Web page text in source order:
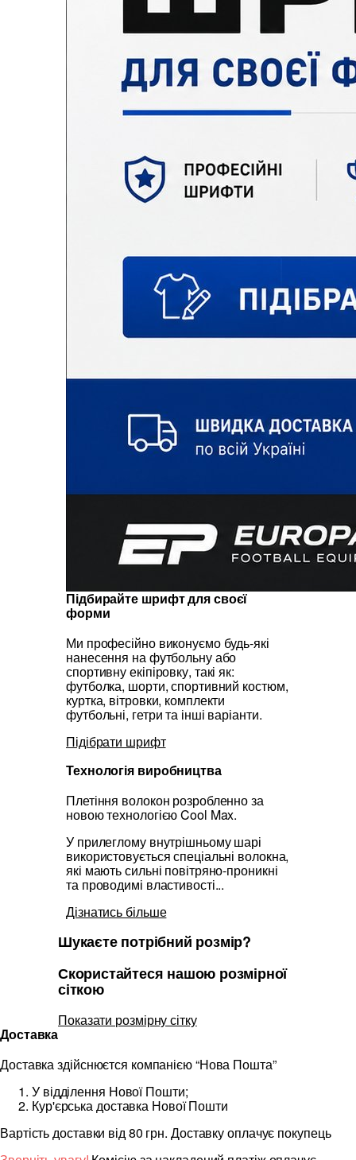
Підбирайте шрифт для своєї
форми
Ми професійно виконуємо будь-які
нанесення на футбольну або
спортивну екіпіровку, такі як:
футболка, шорти, спортивний костюм,
куртка, вітровки, комплекти
футбольні, гетри та інші варіанти.
Підібрати шрифт
Технологія виробництва
Плетіння волокон розробленно за
новою технологією Cool Max.
У прилеглому внутрішньому шарі
використовується спеціальні волокна,
які мають сильні повітряно-проникні
та проводимі властивості...
Дізнатись більше
Шукаєте потрібний розмір?
Скористайтеся нашою розмірної
сіткою
Показати розмірну сітку
Доставка
Доставка здійснюєтся компанією “Нова Пошта”
У відділення Нової Пошти;
Кур'єрська доставка Нової Пошти
Вартість доставки від 80 грн. Доставку оплачує покупець